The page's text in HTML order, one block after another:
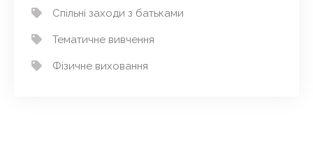
Спільні заходи з батьками
Тематичне вивчення
Фізичне виховання